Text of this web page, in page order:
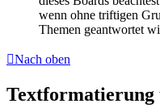
wenn ohne triftigen
Themen geantwortet
Nach oben
Textformatierung